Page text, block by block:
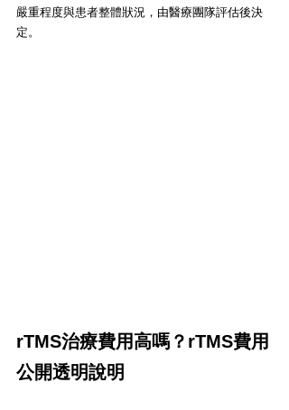
嚴重程度與患者整體狀況，由醫療團隊評估後決
定。
rTMS治療費用高嗎？rTMS費用
公開透明說明